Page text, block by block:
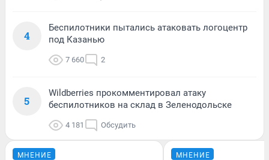
4
Беспилотники пытались атаковать логоцентр
под Казанью
7 660 2
5
Wildberries прокомментировал атаку
беспилотников на склад в Зеленодольске
4 181 Обсудить
МНЕНИЕ МНЕНИЕ